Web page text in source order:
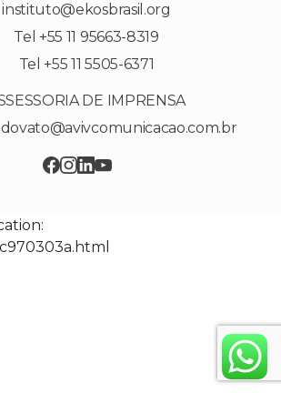
instituto@ekosbrasil.org
Tel +55 11 95663-8319
Tel +55 11 5505-6371
DE IMPRENSA